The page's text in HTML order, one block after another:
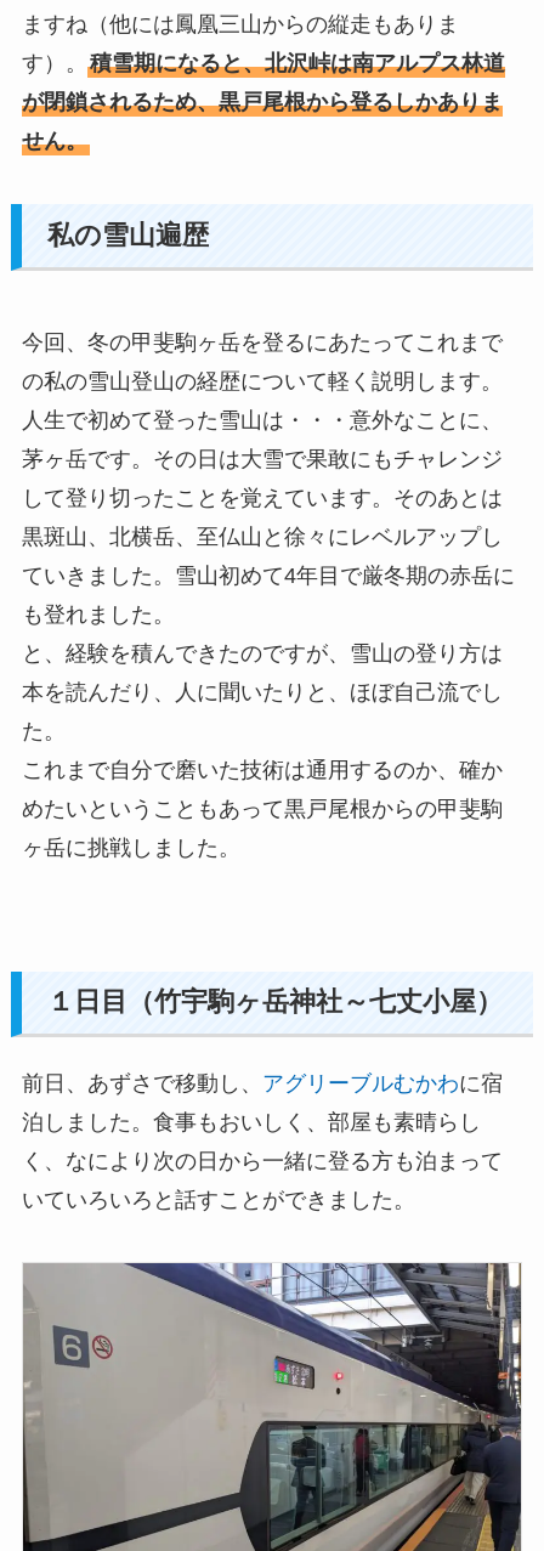
ますね（他には鳳凰三山からの縦走もありま
す）。 積雪期になると、北沢峠は南アルプス林道
が閉鎖されるため、黒戸尾根から登るしかありま
せん。
私の雪山遍歴
今回、冬の甲斐駒ヶ岳を登るにあたってこれまで
の私の雪山登山の経歴について軽く説明します。
人生で初めて登った雪山は・・・意外なことに、
茅ヶ岳です。その日は大雪で果敢にもチャレンジ
して登り切ったことを覚えています。そのあとは
黒斑山、北横岳、至仏山と徐々にレベルアップし
ていきました。雪山初めて4年目で厳冬期の赤岳に
も登れました。
と、経験を積んできたのですが、雪山の登り方は
本を読んだり、人に聞いたりと、ほぼ自己流でし
た。
これまで自分で磨いた技術は通用するのか、確か
めたいということもあって黒戸尾根からの甲斐駒
ヶ岳に挑戦しました。
１日目（竹宇駒ヶ岳神社～七丈小屋）
前日、あずさで移動し、 アグリーブルむかわに宿
泊しました。食事もおいしく、部屋も素晴らし
く、なにより次の日から一緒に登る方も泊まって
いていろいろと話すことができました。